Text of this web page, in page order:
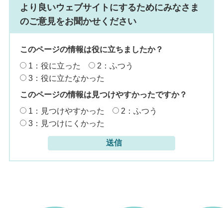
より良いウェブサイトにするためにみなさま
のご意見をお聞かせください
このページの情報は役に立ちましたか？
1：役に立った
2：ふつう
3：役に立たなかった
このページの情報は見つけやすかったですか？
1：見つけやすかった
2：ふつう
3：見つけにくかった